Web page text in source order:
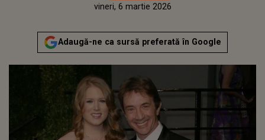
miercuri, 25 februarie 2026Actualizat:
vineri, 6 martie 2026
Adaugă-ne ca sursă preferată în Google